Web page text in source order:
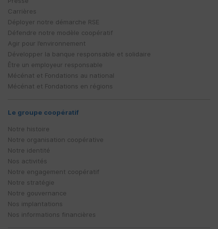
Carrières
Déployer notre démarche RSE
Défendre notre modèle coopératif
Agir pour l’environnement
Développer la banque responsable et solidaire
Être un employeur responsable
Mécénat et Fondations au national
Mécénat et Fondations en régions
Le groupe coopératif
Notre histoire
Notre organisation coopérative
Notre identité
Nos activités
Notre engagement coopératif
Notre stratégie
Notre gouvernance
Nos implantations
Nos informations financières